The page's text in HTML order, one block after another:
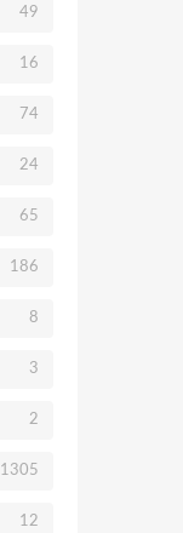
49
16
74
24
65
186
8
3
2
1305
12